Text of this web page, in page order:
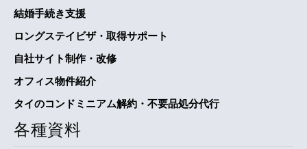
結婚手続き支援
ロングステイビザ・取得サポート
自社サイト制作・改修
オフィス物件紹介
タイのコンドミニアム解約・不要品処分代行
各種資料